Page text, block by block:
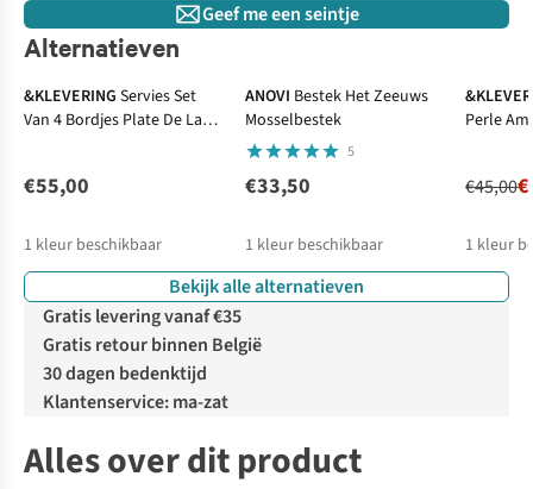
Geef me een seintje
Alternatieven
&KLEVERING Servies Set
Van 4 Bordjes Plate De La
€55,00
1 kleur beschikbaar
ANOVI Bestek Het Zeeuws
Mosselbestek
5
€33,50
1 kleur beschikbaar
Perle
€45,00
1 kleur
Bekijk alle alternatieven
Gratis levering vanaf €35
Gratis retour binnen België
30 dagen bedenktijd
Klantenservice: ma-zat
Alles over dit product